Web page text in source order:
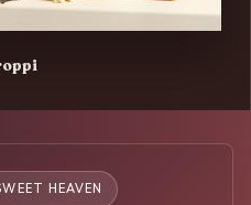
HEAVEN